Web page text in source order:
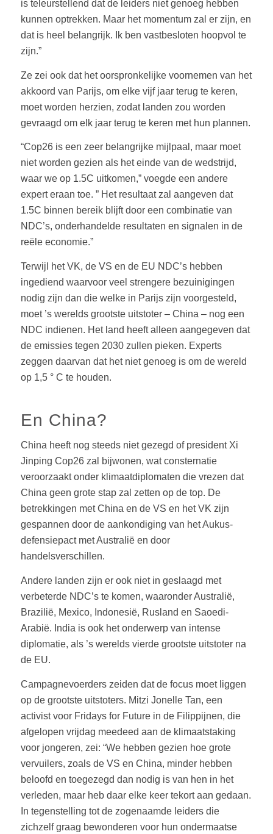
is teleurstellend dat de leiders niet genoeg hebben
kunnen optrekken. Maar het momentum zal er zijn, en
dat is heel belangrijk. Ik ben vastbesloten hoopvol te
zijn.”
Ze zei ook dat het oorspronkelijke voornemen van het
akkoord van Parijs, om elke vijf jaar terug te keren,
moet worden herzien, zodat landen zou worden
gevraagd om elk jaar terug te keren met hun plannen.
“Cop26 is een zeer belangrijke mijlpaal, maar moet
niet worden gezien als het einde van de wedstrijd,
waar we op 1.5C uitkomen,” voegde een andere
expert eraan toe. ” Het resultaat zal aangeven dat
1.5C binnen bereik blijft door een combinatie van
NDC’s, onderhandelde resultaten en signalen in de
reële economie.”
Terwijl het VK, de VS en de EU NDC’s hebben
ingediend waarvoor veel strengere bezuinigingen
nodig zijn dan die welke in Parijs zijn voorgesteld,
moet ’s werelds grootste uitstoter – China – nog een
NDC indienen. Het land heeft alleen aangegeven dat
de emissies tegen 2030 zullen pieken. Experts
zeggen daarvan dat het niet genoeg is om de wereld
op 1,5 ° C te houden.
En China?
China heeft nog steeds niet gezegd of president Xi
Jinping Cop26 zal bijwonen, wat consternatie
veroorzaakt onder klimaatdiplomaten die vrezen dat
China geen grote stap zal zetten op de top. De
betrekkingen met China en de VS en het VK zijn
gespannen door de aankondiging van het Aukus-
defensiepact met Australië en door
handelsverschillen.
Andere landen zijn er ook niet in geslaagd met
verbeterde NDC’s te komen, waaronder Australië,
Brazilië, Mexico, Indonesië, Rusland en Saoedi-
Arabië. India is ook het onderwerp van intense
diplomatie, als ’s werelds vierde grootste uitstoter na
de EU.
Campagnevoerders zeiden dat de focus moet liggen
op de grootste uitstoters. Mitzi Jonelle Tan, een
activist voor Fridays for Future in de Filippijnen, die
afgelopen vrijdag meedeed aan de klimaatstaking
voor jongeren, zei: “We hebben gezien hoe grote
vervuilers, zoals de VS en China, minder hebben
beloofd en toegezegd dan nodig is van hen in het
verleden, maar heb daar elke keer tekort aan gedaan.
In tegenstelling tot de zogenaamde leiders die
zichzelf graag bewonderen voor hun ondermaatse